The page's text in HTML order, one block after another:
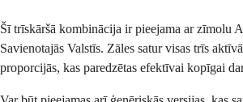
Šī trīskāršā kombinācija ir pieejama ar zīmolu
Savienotajās Valstīs. Zāles satur visas trīs
proporcijās, kas paredzētas efektīvai kopīgai